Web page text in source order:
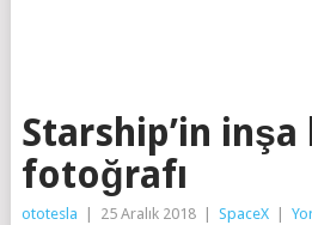
Starship’in
fotoğrafı
ototesla 25 Aralık 2018 SpaceX